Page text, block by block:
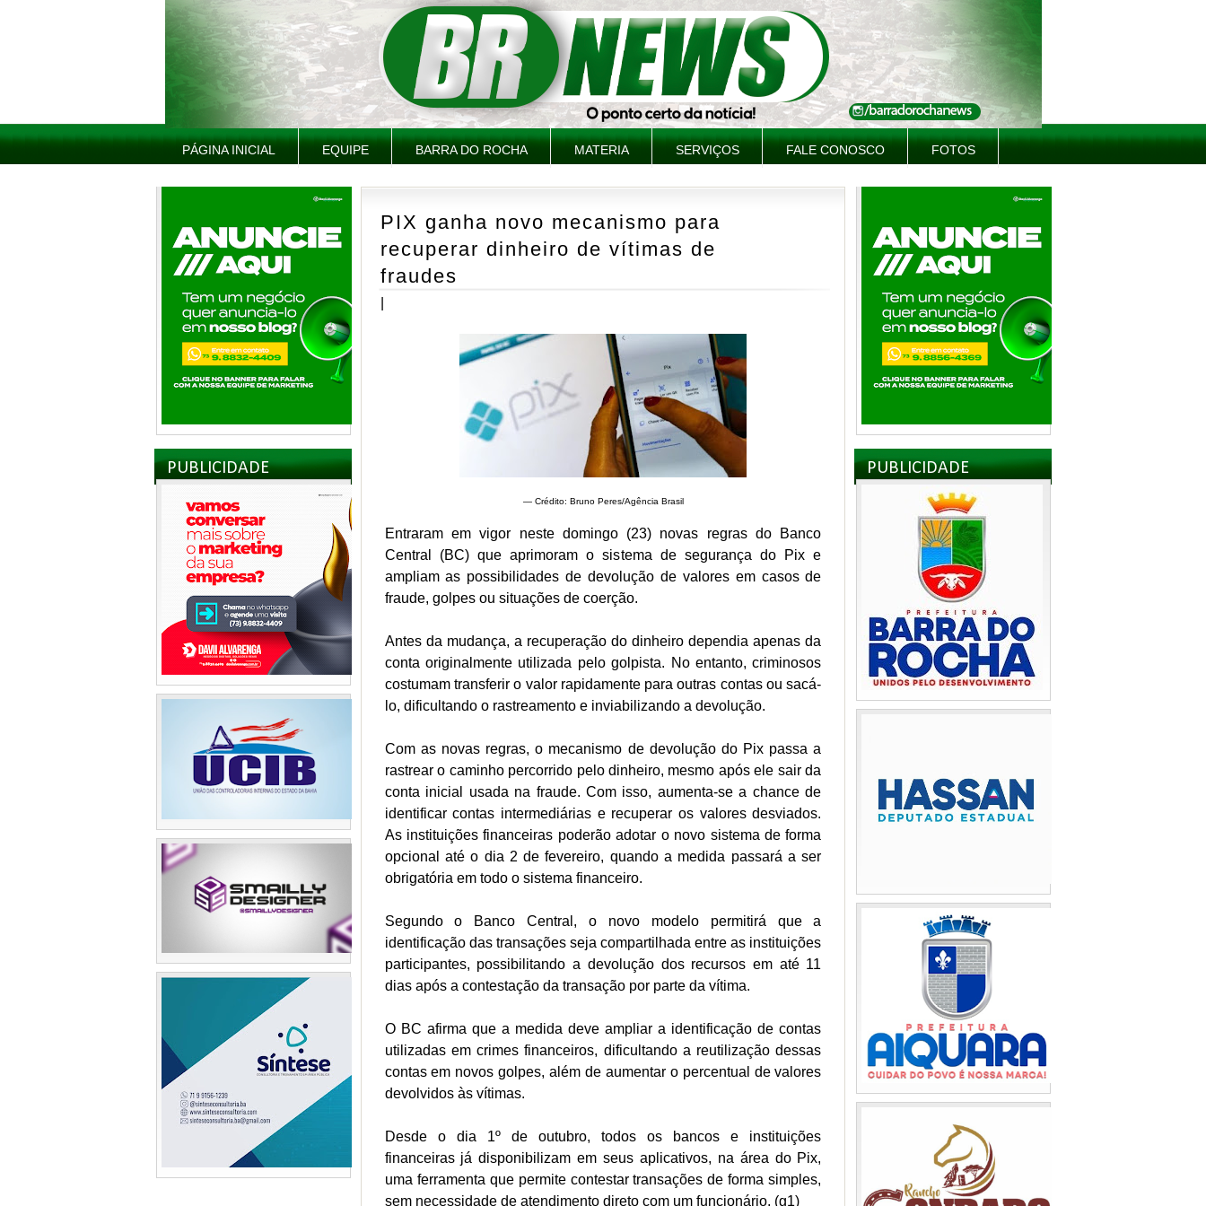
PÁGINA INICIAL EQUIPE BARRA DO ROCHA MATERIA SERVIÇOS FALE CONOSCO FOTOS
PUBLICIDADE
PIX ganha novo mecanismo para
recuperar dinheiro de vítimas de
fraudes
— Crédito: Bruno Peres/Agência Brasil
Entraram em vigor neste domingo (23) novas regras do Banco
Central (BC) que aprimoram o sistema de segurança do Pix e
ampliam as possibilidades de devolução de valores em casos de
fraude, golpes ou situações de coerção.
Antes da mudança, a recuperação do dinheiro dependia apenas da
conta originalmente utilizada pelo golpista. No entanto, criminosos
costumam transferir o valor rapidamente para outras contas ou sacá-
lo, dificultando o rastreamento e inviabilizando a devolução.
Com as novas regras, o mecanismo de devolução do Pix passa a
rastrear o caminho percorrido pelo dinheiro, mesmo após ele sair da
conta inicial usada na fraude. Com isso, aumenta-se a chance de
identificar contas intermediárias e recuperar os valores desviados.
As instituições financeiras poderão adotar o novo sistema de forma
opcional até o dia 2 de fevereiro, quando a medida passará a ser
obrigatória em todo o sistema financeiro.
Segundo o Banco Central, o novo modelo permitirá que a
identificação das transações seja compartilhada entre as instituições
participantes, possibilitando a devolução dos recursos em até 11
dias após a contestação da transação por parte da vítima.
O BC afirma que a medida deve ampliar a identificação de contas
utilizadas em crimes financeiros, dificultando a reutilização dessas
contas em novos golpes, além de aumentar o percentual de valores
devolvidos às vítimas.
Desde o dia 1º de outubro, todos os bancos e instituições
financeiras já disponibilizam em seus aplicativos, na área do Pix,
uma ferramenta que permite contestar transações de forma simples,
sem necessidade de atendimento direto com um funcionário. (g1)
PUBLICIDADE